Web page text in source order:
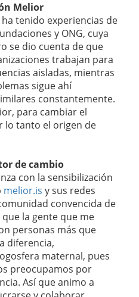
Melior
tenido experiencias de
y ONG, cuya
se dio cuenta de que
trabajan para
aisladas, mientras
sigue ahí
constantemente.
para cambiar el
lo tanto el origen de
de cambio
con la sensibilización
melior.is y sus redes
convencida de
la gente que me
personas más que
diferencia,
maternal, pues
preocupamos por
Así que animo a